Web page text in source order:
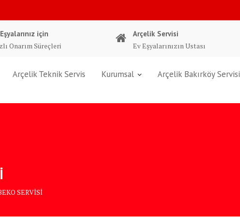
için
Onarım Süreçleri
Arçelik Servisi
Ev Eşyalarınızın Ustası
Arçelik Teknik Servis Kurumsal Arçelik Bakırköy Servisi
SERVİSİ